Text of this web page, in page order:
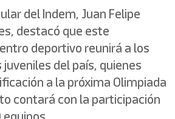
del Indem, Juan Felipe
destacó que este
deportivo reunirá a los
del país, quienes
a la próxima Olimpiada
contará con la participación